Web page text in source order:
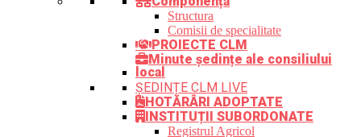
Structura
Comisii de specialitate
PROIECTE CLM
Minute ședințe ale consiliului
local
ȘEDINȚE CLM LIVE
HOTĂRÂRI ADOPTATE
INSTITUȚII SUBORDONATE
Registrul Agricol